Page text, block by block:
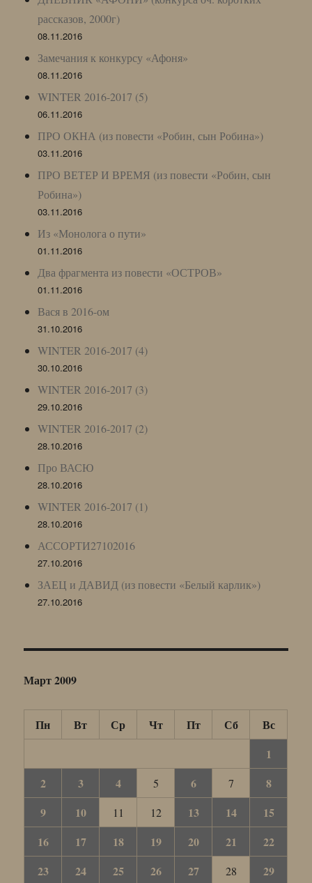
рассказов, 2000г)
08.11.2016
Замечания к конкурсу «Афоня»
08.11.2016
WINTER 2016-2017 (5)
06.11.2016
ПРО ОКНА (из повести «Робин, сын Робина»)
03.11.2016
ПРО ВЕТЕР И ВРЕМЯ (из повести «Робин, сын
Робина»)
03.11.2016
Из «Монолога о пути»
01.11.2016
Два фрагмента из повести «ОСТРОВ»
01.11.2016
Вася в 2016-ом
31.10.2016
WINTER 2016-2017 (4)
30.10.2016
WINTER 2016-2017 (3)
29.10.2016
WINTER 2016-2017 (2)
28.10.2016
Про ВАСЮ
28.10.2016
WINTER 2016-2017 (1)
28.10.2016
АССОРТИ27102016
27.10.2016
ЗАЕЦ и ДАВИД (из повести «Белый карлик»)
27.10.2016
Март 2009
Пн Вт Ср Чт Пт Сб
Вс
1
2
3 4 5 6 7
8
9
10 11 12 13 14
15
16
17 18 19 20 21
22
23
24 25 26 27 28
29